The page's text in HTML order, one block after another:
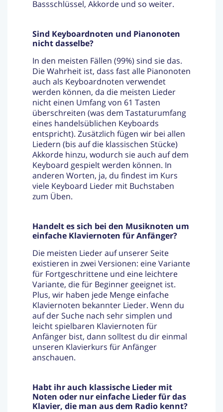
Bassschlüssel, Akkorde und so weiter.
Sind Keyboardnoten und Pianonoten
nicht dasselbe?
In den meisten Fällen (99%) sind sie das.
Die Wahrheit ist, dass fast alle Pianonoten
auch als Keyboardnoten verwendet
werden können, da die meisten Lieder
nicht einen Umfang von 61 Tasten
überschreiten (was dem Tastaturumfang
eines handelsüblichen Keyboards
entspricht). Zusätzlich fügen wir bei allen
Liedern (bis auf die klassischen Stücke)
Akkorde hinzu, wodurch sie auch auf dem
Keyboard gespielt werden können. In
anderen Worten, ja, du findest im Kurs
viele Keyboard Lieder mit Buchstaben
zum Üben.
Handelt es sich bei den Musiknoten um
einfache Klaviernoten für Anfänger?
Die meisten Lieder auf unserer Seite
existieren in zwei Versionen: eine Variante
für Fortgeschrittene und eine leichtere
Variante, die für Beginner geeignet ist.
Plus, wir haben jede Menge einfache
Klaviernoten bekannter Lieder. Wenn du
auf der Suche nach sehr simplen und
leicht spielbaren Klaviernoten für
Anfänger bist, dann solltest du dir einmal
unseren Klavierkurs für Anfänger
anschauen.
Habt ihr auch klassische Lieder mit
Noten oder nur einfache Lieder für das
Klavier, die man aus dem Radio kennt?